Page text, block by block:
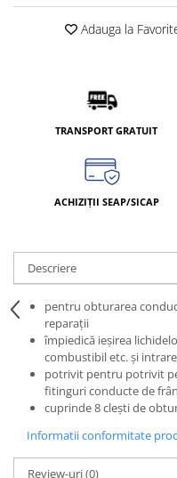
Adauga la
TRANSPORT GRATUIT
ACHIZIȚII SEAP/SICAP
Descriere
pentru obturarea
reparaţii
împiedică ieşirea
combustibil etc. şi
potrivit pentru potrivit
fitinguri conducte de
cuprinde 8 cleşti de
Informatii conformitate
Review-uri(0)